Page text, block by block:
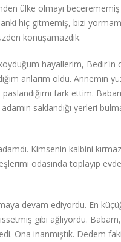
ülke olmayı becerememiş
hiç gitmemiş, bizi
konuşamazdık.
hayallerim, Bedir'in
anlarım oldu. Annemin
fark ettim.
saklandığı yerleri
Kimsenin kalbini
odasında toplayıp
devam ediyordu. En
gibi ağlıyordu.
Ona inanmıştık. Dedem